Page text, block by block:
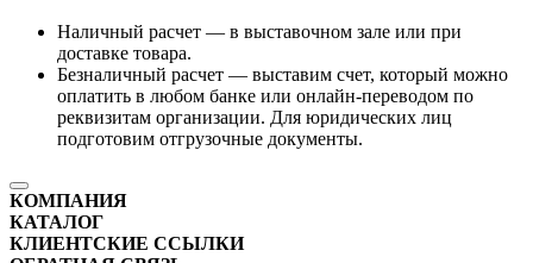
Наличный расчет — в выставочном зале или при
доставке товара.
Безналичный расчет — выставим счет, который можно
оплатить в любом банке или онлайн-переводом по
реквизитам организации. Для юридических лиц
подготовим отгрузочные документы.
КОМПАНИЯ
КАТАЛОГ
КЛИЕНТСКИЕ ССЫЛКИ